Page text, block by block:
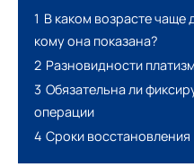
1 В каком возрасте чаще
кому она показана?
2 Разновидности
3 Обязательна ли
операции
4 Сроки восстановления